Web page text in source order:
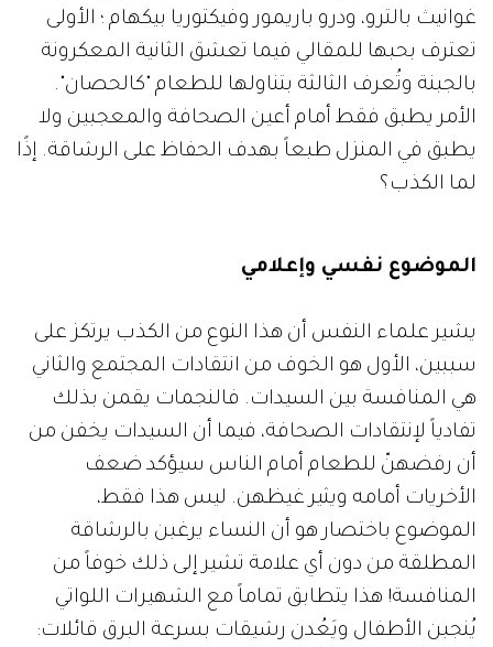
غوانيث بالترو، ودرو باريمور وفيكتوريا بيكهام ؛ الأولى
تعترف بحبها للمقالي فيما تعشق الثانية المعكرونة
بالجبنة وتُعرف الثالثة بتناولها للطعام "كالحصان".
الأمر يطبق فقط أمام أعين الصحافة والمعجبين ولا
يطبق في المنزل طبعاً بهدف الحفاظ على الرشاقة. إذًا
لما الكذب؟
الموضوع نفسي وإعلامي
يشير علماء النفس أن هذا النوع من الكذب يرتكز على
سببين، الأول هو الخوف من انتقادات المجتمع والثاني
هي المنافسة بين السيدات. فالنجمات يقمن بذلك
تفادياً لإنتقادات الصحافة، فيما أن السيدات يخفن من
أن رفضهنّ للطعام أمام الناس سيؤكد ضعف
الأخريات أمامه ويثير غيظهن. ليس هذا فقط،
الموضوع باختصار هو أن النساء يرغبن بالرشاقة
المطلقة من دون أي علامة تشير إلى ذلك خوفاً من
المنافسة! هذا يتطابق تماماً مع الشهيرات اللواتي
يُنجبن الأطفال ويَعُدن رشيقات بسرعة البرق قائلات: